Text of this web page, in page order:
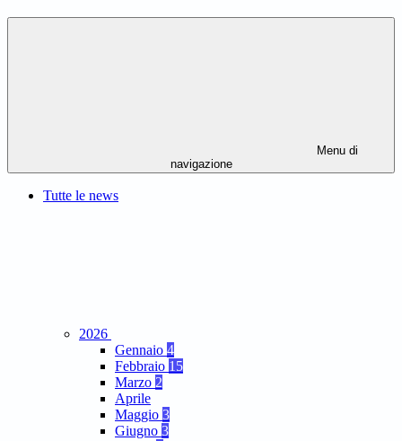
Menu di
navigazione
Tutte le news
2026
Gennaio 4
Febbraio 15
Marzo 2
Aprile
Maggio 3
Giugno 3